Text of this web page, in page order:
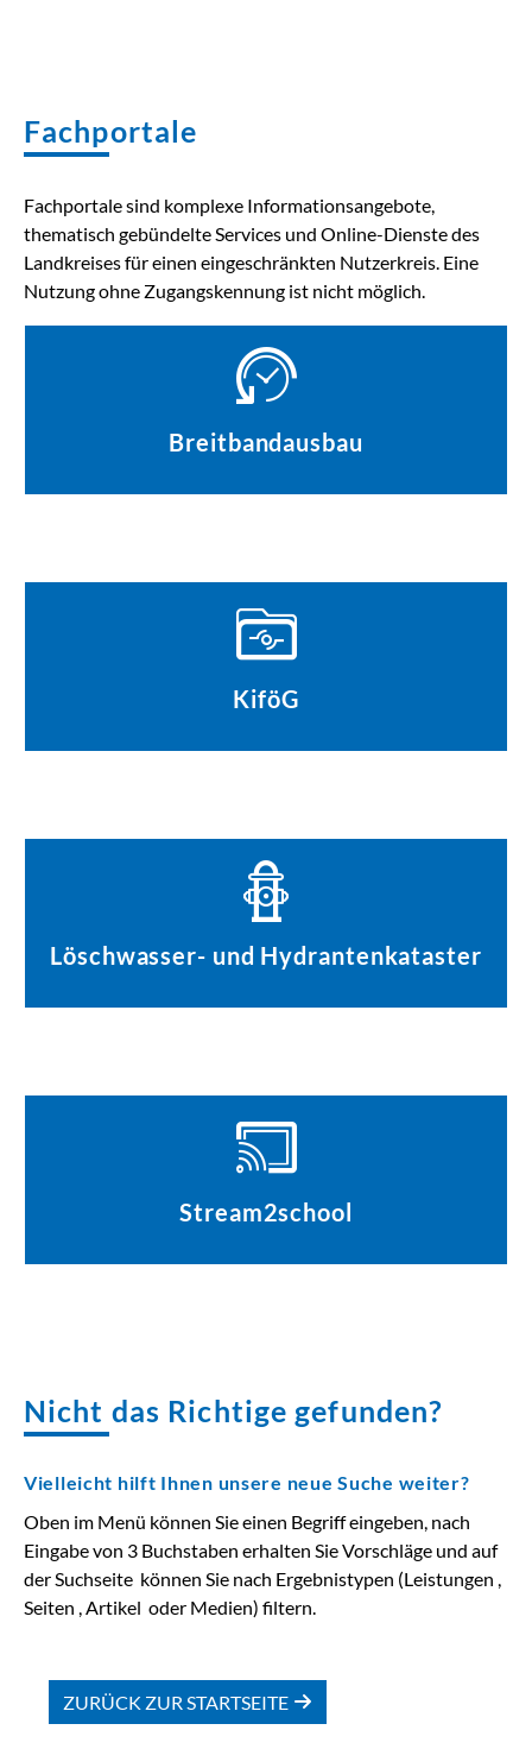
Fachportale
Fachportale sind komplexe Informationsangebote,
thematisch gebündelte Services und Online-Dienste des
Landkreises für einen eingeschränkten Nutzerkreis. Eine
Nutzung ohne Zugangskennung ist nicht möglich.
Breitbandausbau
KiföG
Löschwasser- und Hydrantenkataster
Stream2school
Nicht das Richtige gefunden?
Vielleicht hilft Ihnen unsere neue Suche weiter?
Oben im Menü können Sie einen Begriff eingeben, nach
Eingabe von 3 Buchstaben erhalten Sie Vorschläge und auf
der Suchseite können Sie nach Ergebnistypen (Leistungen ,
Seiten , Artikel oder Medien) filtern.
ZURÜCK ZUR STARTSEITE